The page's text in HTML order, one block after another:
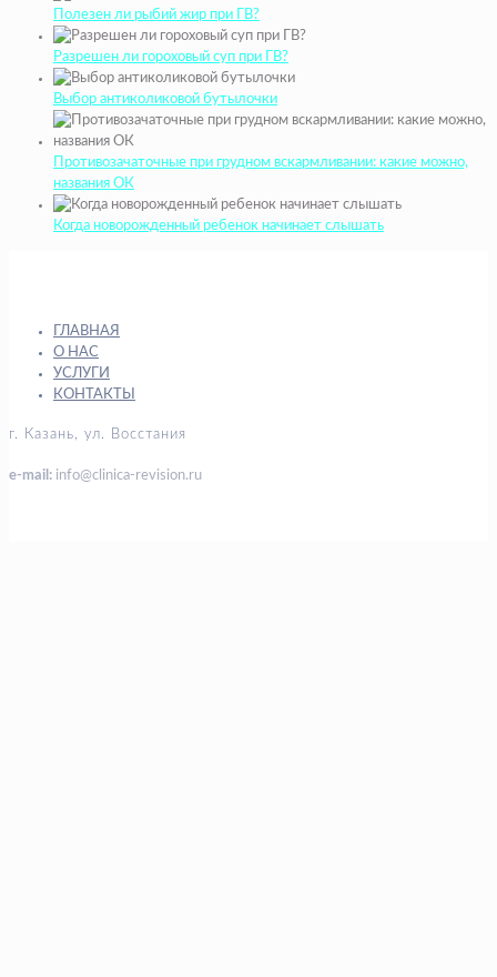
Полезен ли рыбий жир при ГВ?
Разрешен ли гороховый суп при ГВ?
Выбор антиколиковой бутылочки
Противозачаточные при грудном вскармливании: какие можно,
названия ОК
Когда новорожденный ребенок начинает слышать
ГЛАВНАЯ
О НАС
УСЛУГИ
КОНТАКТЫ
г. Казань, ул. Восстания
e-mail: info@clinica-revision.ru